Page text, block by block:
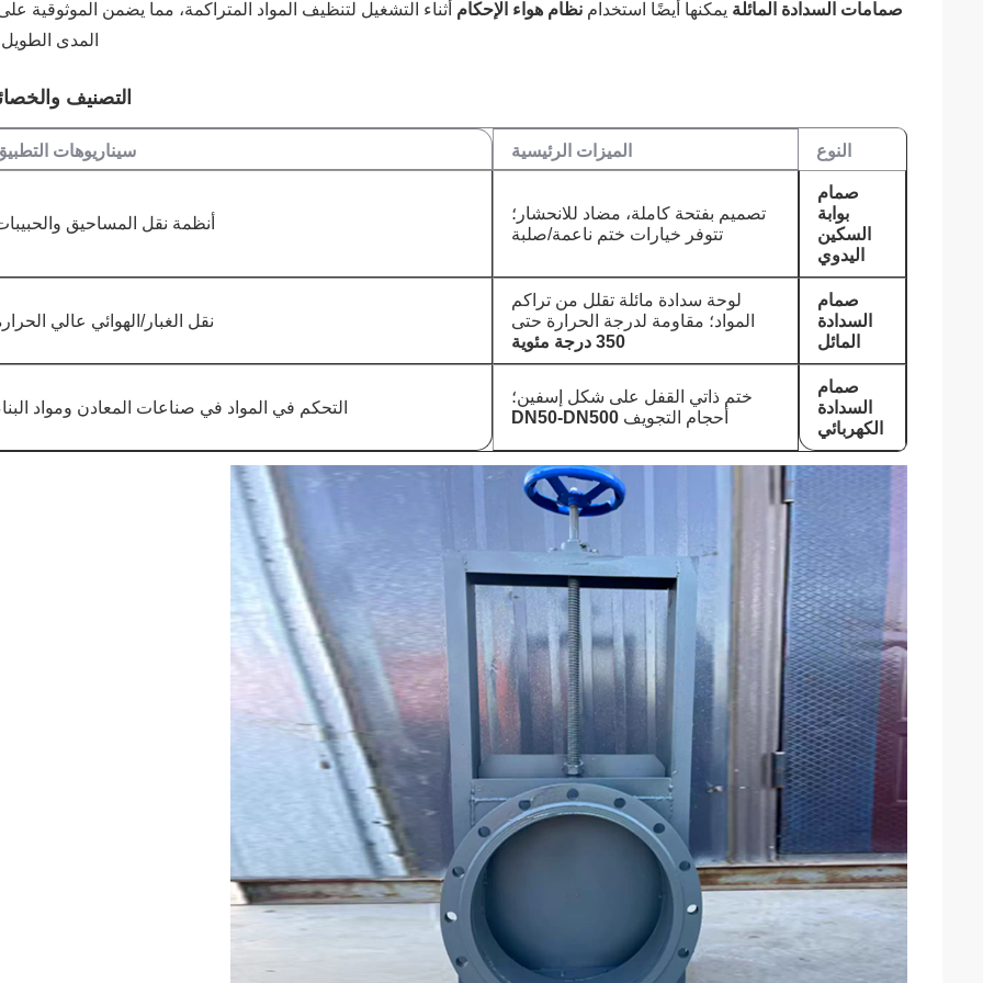
صمامات السدادة المائلة ‌ يمكنها أيضًا استخدام ‌ نظام هواء الإحكام
أثناء التشغيل لتنظيف المواد المتراكمة، مما يضمن الموثوقية
المدى
التصنيف
النوع الميزات الرئيسية سيناريوهات
صمام
بوابة
السكين
اليدوي
تصميم بفتحة كاملة، مضاد للانحشار؛
تتوفر خيارات ختم ناعمة/صلبة
أنظمة نقل المساحيق
صمام
السدادة
المائل
لوحة سدادة مائلة تقلل من تراكم
المواد؛ مقاومة لدرجة الحرارة حتى
350 درجة مئوية
نقل الغبار/الهوائي عالي
صمام
السدادة
الكهربائي
ختم ذاتي القفل على شكل إسفين؛
أحجام التجويف ‌ DN50-DN500
التحكم في المواد في صناعات المعادن ومواد